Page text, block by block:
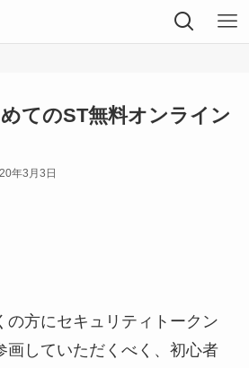
てのST無料オンライン
年3月3日
の方にセキュリティトークン
画していただくべく、初心者